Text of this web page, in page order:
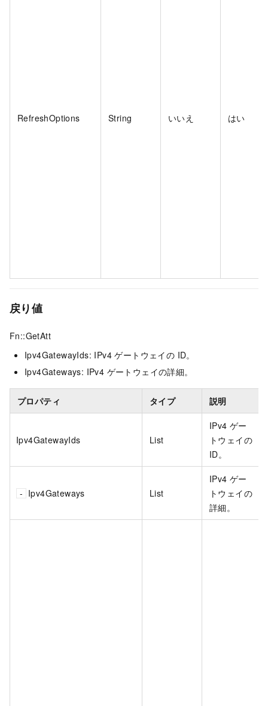
RefreshOptions String いいえ はい
戻り値
Fn::GetAtt
Ipv4GatewayIds: IPv4 ゲートウェイの ID。
Ipv4Gateways: IPv4 ゲートウェイの詳細。
プロパティ タイプ 説明
Ipv4GatewayIds List
IPv4 ゲー
トウェイの
ID。
Ipv4Gateways List
IPv4 ゲー
トウェイの
詳細。